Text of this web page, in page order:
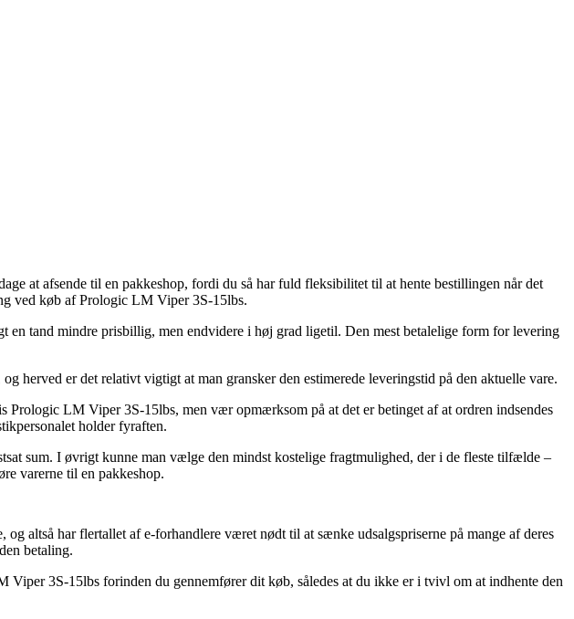
at afsende til en pakkeshop, fordi du så har fuld fleksibilitet til at hente bestillingen når det
ved køb af Prologic LM Viper 3S-15lbs.
tand mindre prisbillig, men endvidere i høj grad ligetil. Den mest betalelige form for levering
er det relativt vigtigt at man gransker den estimerede leveringstid på den aktuelle vare.
Prologic LM Viper 3S-15lbs, men vær opmærksom på at det er betinget af at ordren indsendes
holder fyraften.
sum. I øvrigt kunne man vælge den mindst kostelige fragtmulighed, der i de fleste tilfælde –
varerne til en pakkeshop.
altså har flertallet af e-forhandlere været nødt til at sænke udsalgspriserne på mange af deres
betaling.
3S-15lbs forinden du gennemfører dit køb, således at du ikke er i tvivl om at indhente den